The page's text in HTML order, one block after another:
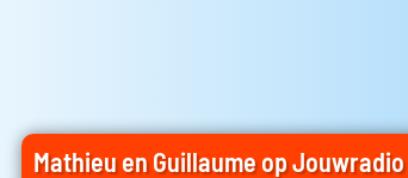
Mathieu en Guillaume op Jouwradio